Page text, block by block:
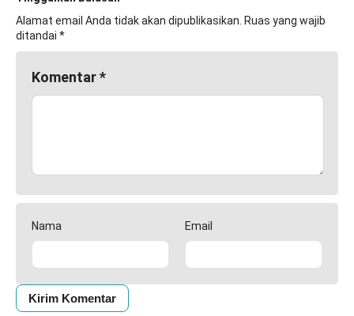
Alamat email Anda tidak akan dipublikasikan. Ruas yang wajib
ditandai *
Komentar*
Nama Email